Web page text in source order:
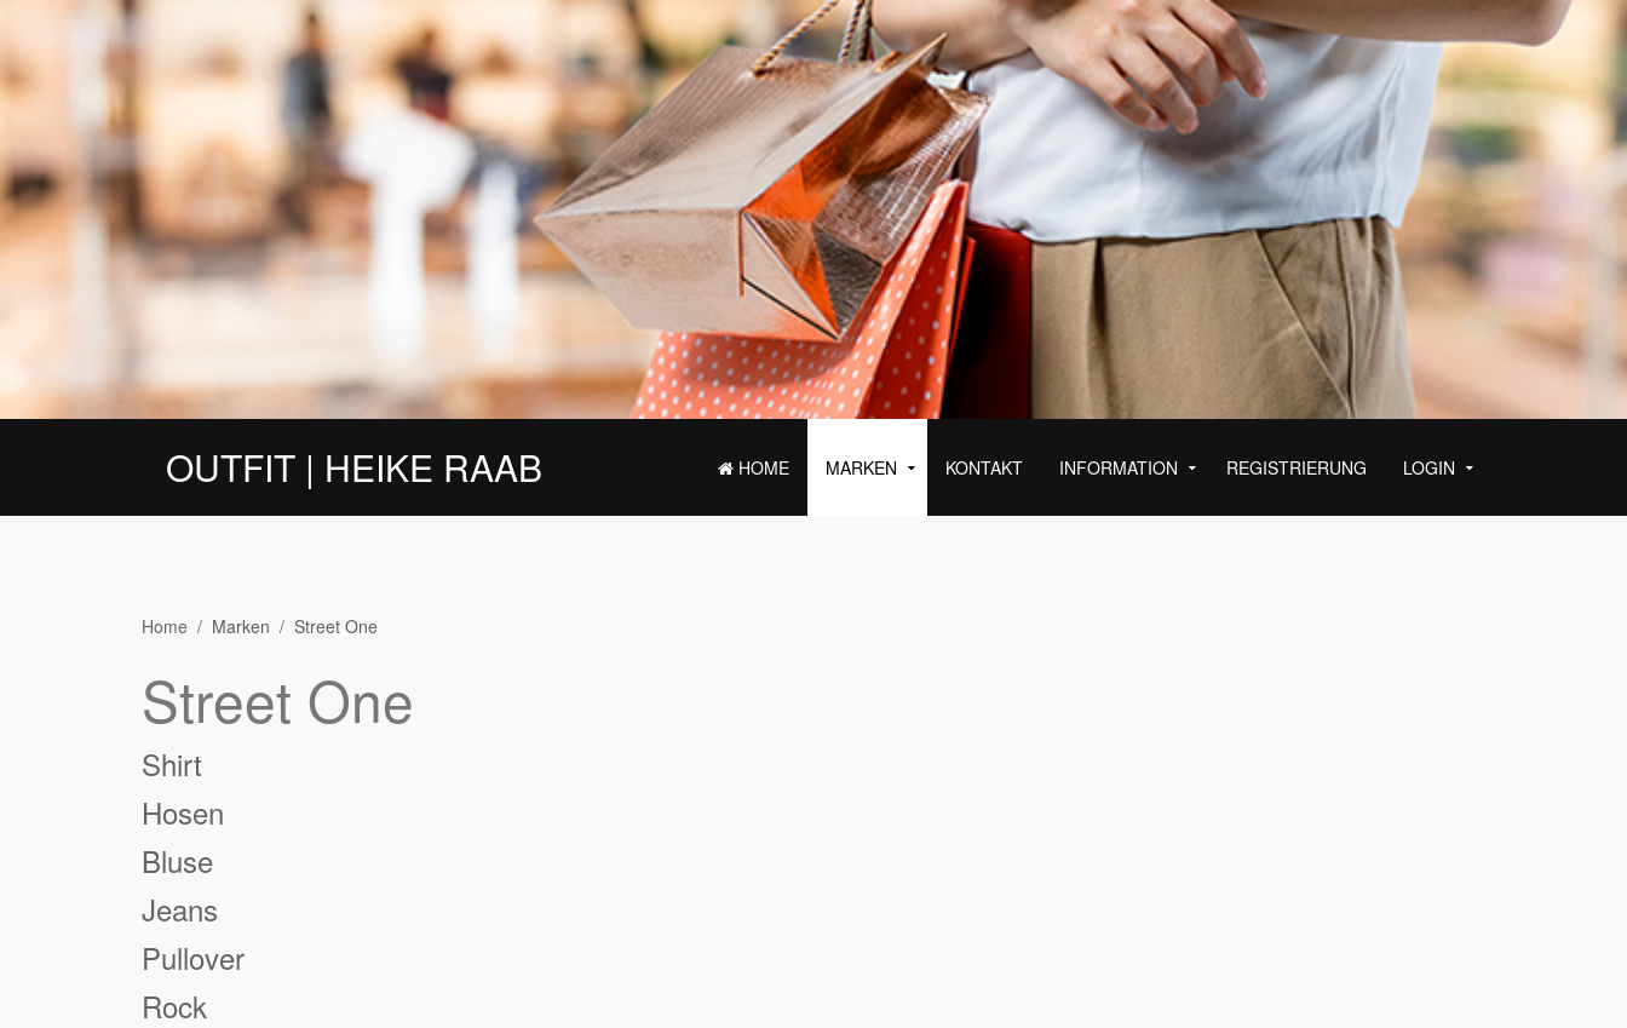
OUTFIT | HEIKE RAAB HOME MARKEN KONTAKT INFORMATION REGISTRIERUNG LOGIN
Home Marken Street One
Street One
Shirt
Hosen
Bluse
Jeans
Pullover
Rock